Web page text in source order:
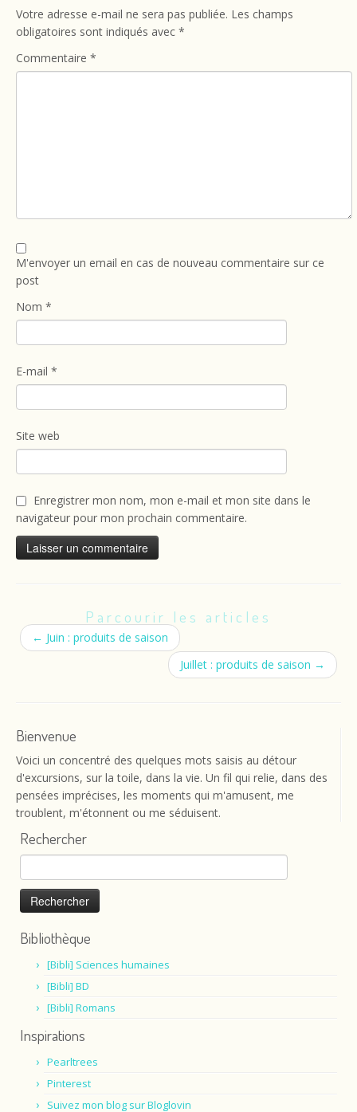
Votre adresse e-mail ne sera pas publiée. Les champs
obligatoires sont indiqués avec *
Commentaire *
M'envoyer un email en cas de nouveau commentaire sur ce
post
Nom *
E-mail *
Site web
Enregistrer mon nom, mon e-mail et mon site dans le
navigateur pour mon prochain commentaire.
Parcourir les articles
← Juin : produits de saison
Juillet : produits de saison →
Bienvenue
Voici un concentré des quelques mots saisis au détour
d'excursions, sur la toile, dans la vie. Un fil qui relie, dans des
pensées imprécises, les moments qui m'amusent, me
troublent, m'étonnent ou me séduisent.
Rechercher
Rechercher :
Bibliothèque
[Bibli] Sciences humaines
[Bibli] BD
[Bibli] Romans
Inspirations
Pearltrees
Pinterest
Suivez mon blog sur Bloglovin